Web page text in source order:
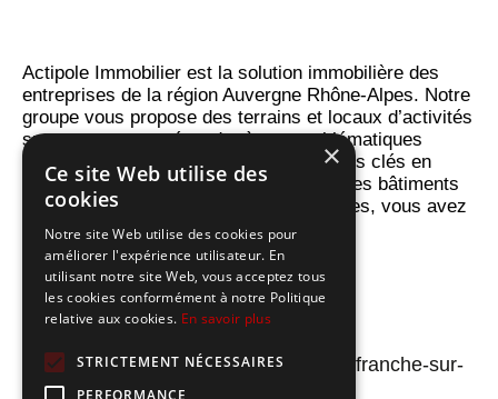
Actipole Immobilier est la solution immobilière des
entreprises de la région Auvergne Rhône-Alpes. Notre
groupe vous propose des terrains et locaux d’activités
sur-mesure pour répondre à vos problématiques
immobilières. Parcs d’activités ou projets clés en
main, nous concevons et construisons les bâtiments
dont vous, entrepreneurs, entrepreneuses, vous avez
besoin.
305 D rue Gabriel Voisin 69400 Villefranche-sur-
×
Ce site Web utilise des
cookies
Notre site Web utilise des cookies pour
améliorer l'expérience utilisateur. En
utilisant notre site Web, vous acceptez tous
les cookies conformément à notre Politique
relative aux cookies. En savoir plus
STRICTEMENT NÉCESSAIRES
PERFORMANCE